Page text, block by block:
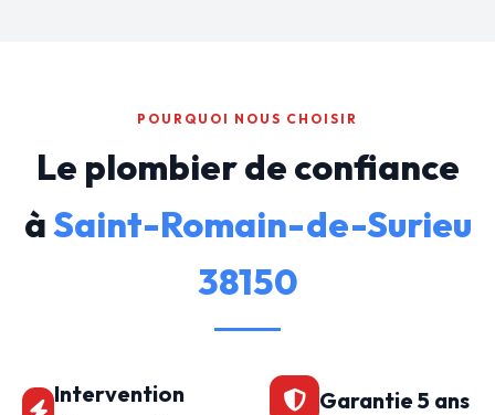
POURQUOI NOUS CHOISIR
Le plombier de confiance
àSaint-Romain-de-Surieu
38150
Intervention
Garantie 5 ans